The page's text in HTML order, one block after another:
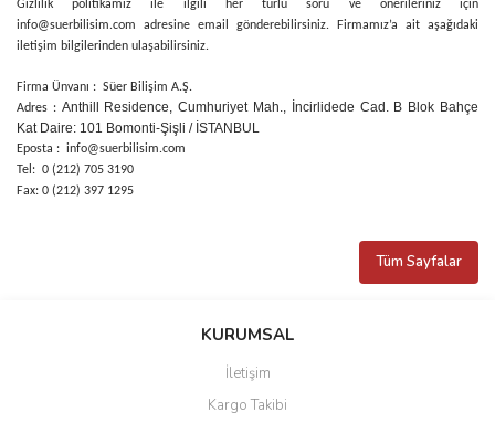
Gizlilik politikamız ile ilgili her türlü soru ve önerileriniz için
info@suerbilisim.com adresine email gönderebilirsiniz. Firmamız’a ait aşağıdaki
iletişim bilgilerinden ulaşabilirsiniz.
Firma Ünvanı : Süer Bilişim A.Ş.
Adres : Anthill Residence, Cumhuriyet Mah., İncirlidede Cad. B Blok Bahçe
Kat Daire: 101 Bomonti-Şişli / İSTANBUL
Eposta : info@suerbilisim.com
Tel: 0 (212) 705 3190
Fax: 0 (212) 397 1295
Tüm Sayfalar
KURUMSAL
İletişim
Kargo Takibi